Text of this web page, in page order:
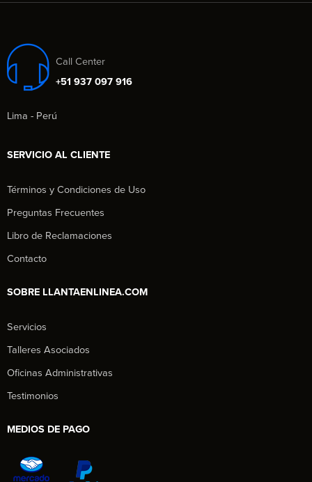
Call Center
+51 937 097 916
Lima - Perú
SERVICIO AL CLIENTE
Términos y Condiciones de Uso
Preguntas Frecuentes
Libro de Reclamaciones
Contacto
SOBRE LLANTAENLINEA.COM
Servicios
Talleres Asociados
Oficinas Administrativas
Testimonios
MEDIOS DE PAGO